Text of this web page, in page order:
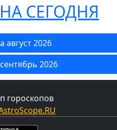
СЕГОДНЯ
август 2026
2026
гороскопов